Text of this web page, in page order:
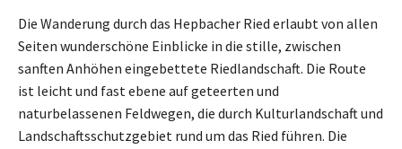
Die Wanderung durch das Hepbacher Ried erlaubt von allen
Seiten wunderschöne Einblicke in die stille, zwischen
sanften Anhöhen eingebettete Riedlandschaft. Die Route
ist leicht und fast ebene auf geteerten und
naturbelassenen Feldwegen, die durch Kulturlandschaft und
Landschaftsschutzgebiet rund um das Ried führen. Die